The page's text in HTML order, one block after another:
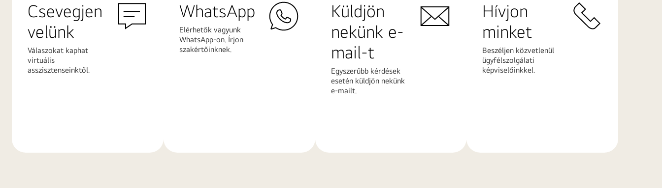
Csevegjen
velünk
Válaszokat kaphat
virtuális
asszisztenseinktől.
WhatsApp
Elérhetők vagyunk
WhatsApp-on. Írjon
szakértőinknek.
Küldjön
nekünk e-
mail-t
Egyszerűbb kérdések
esetén küldjön nekünk
e-mailt.
Hívjon
minket
Beszéljen közvetlenül
ügyfélszolgálati
képviselőinkkel.